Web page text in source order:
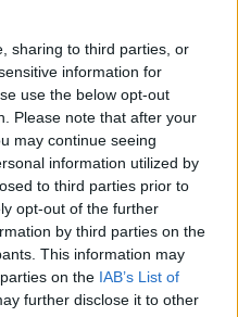
sharing to third parties, or
information for
use the below opt-out
Please note that after your
may continue seeing
information utilized by
to third parties prior to
opt-out of the further
by third parties on the
This information may
on the IAB’s List of
further disclose it to other